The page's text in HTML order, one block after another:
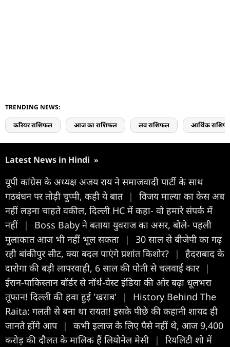
TRENDING NEWS:
करियर राशिफल आज का राशिफल लव राशिफल आर्थिक
Latest News in Hindi »
यूपी कांग्रेस के अध्यक्ष अजय राय ने समाजवादी पार्टी के साथ
गठबंधन पर तोड़ी चुप्पी, कही ये बात |
विजय माल्या का केस अब
नहीं लड़ना चाहते वकील, दिल्ली HC में कहा- वो हमारे संपर्क में
नहीं
|
Boss Baby ने बताया युवराज का असर, बोले- पहली
मुलाकात आज भी नहीं भूल सकता
|
30 साल से बीजेपी का गढ़
रही बांकीपुर सीट, क्या बदल पाएंगे प्रशांत किशोर?
|
हैदराबाद के
दारोगा की बड़ी लापरवाही, 6 साल की पोती से चलवाई कार |
ईरान-पाकिस्तान बॉर्डर से नॉर्थ-वेस्ट इंडिया की ओर बढ़ा धूलभरा
तूफान! दिल्ली की हवा हुई 'खराब'
|
History Behind The
Raita: गलती से बना था रायता! इसके पीछे की कहानी शायद ही
जानते होंगे आप |
कभी इलाज के लिए पैसे नहीं थे, आज 9,400
करोड़ की दौलत के मालिक हैं लियोनेल मेसी
|
रियल‍िटी शो में